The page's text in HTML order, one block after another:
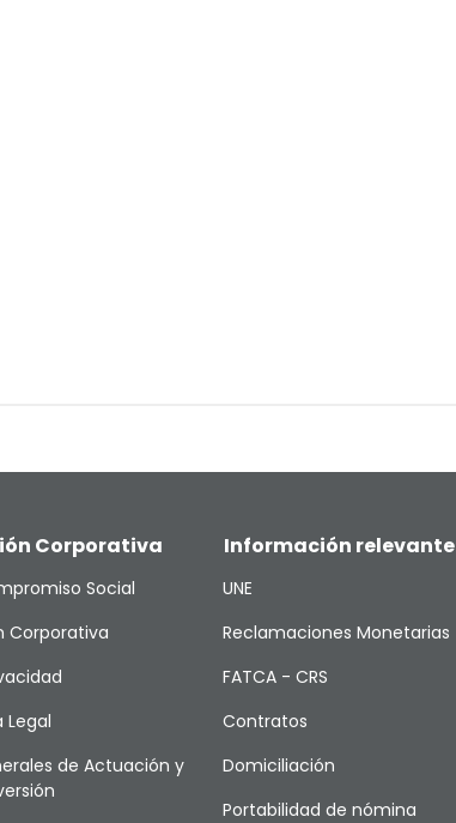
Corporativa
Social
Corporativa
Legal
de Actuación y
Información relevante
UNE
Reclamaciones Monetarias
FATCA - CRS
Contratos
Domiciliación
Portabilidad de nómina